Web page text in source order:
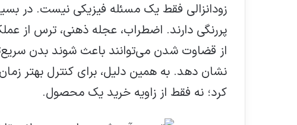
زودانزالی فقط یک مسئله فیزیکی نیست. در
پررنگی دارند. اضطراب، عجله ذهنی، ترس از
از قضاوت شدن می‌توانند باعث شوند بدن
نشان دهد. به همین دلیل، برای کنترل بهتر
کرد؛ نه فقط از زاویه خرید یک محصول.